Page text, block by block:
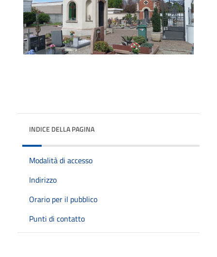
INDICE DELLA PAGINA
Modalità di accesso
Indirizzo
Orario per il pubblico
Punti di contatto